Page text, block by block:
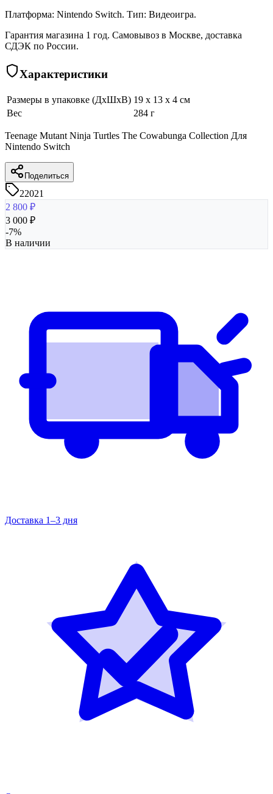
Платформа: Nintendo Switch. Тип: Видеоигра.
Гарантия магазина 1 год. Самовывоз в Москве, доставка
СДЭК по России.
Характеристики
Размеры в упаковке (ДхШхВ) 19 x 13 x 4 см
Вес
284 г
Teenage Mutant Ninja Turtles The Cowabunga Collection Для
Nintendo Switch
Поделиться
22021
2 800 ₽
3 000 ₽
-7%
В наличии
Доставка 1–3 дня